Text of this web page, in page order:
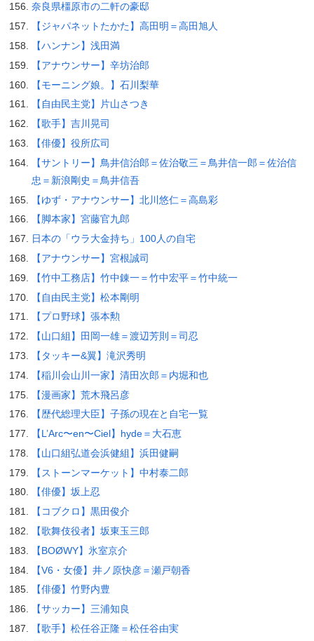
奈良県橿原市の二軒の豪邸
【ジャパネットたかた】高田明＝高田旭人
【ハンナン】浅田満
【アナウンサー】辛坊治郎
【モーニング娘。】石川梨華
【自由民主党】片山さつき
【歌手】吉川晃司
【俳優】役所広司
【サントリー】鳥井信治郎＝佐治敬三＝鳥井信一郎＝佐治信
忠＝新浪剛史＝鳥井信吾
【ゆず・アナウンサー】北川悠仁＝高島彩
【脚本家】宮藤官九郎
日本の「ウラ大金持ち」100人の自宅
【アナウンサー】宮根誠司
【竹中工務店】竹中錬一＝竹中宏平＝竹中統一
【自由民主党】松本剛明
【プロ野球】張本勲
【山口組】田岡一雄＝渡辺芳則＝司忍
【タッキー&翼】滝沢秀明
【稲川会山川一家】清田次郎＝内堀和也
【漫画家】荒木飛呂彦
【歴代総理大臣】子孫の現在と自宅一覧
【L’Arc〜en〜Ciel】hyde＝大石恵
【山口組弘道会浜健組】浜田健嗣
【ストーンマーケット】中村泰二郎
【俳優】坂上忍
【コブクロ】黒田俊介
【歌舞伎役者】坂東玉三郎
【BOØWY】氷室京介
【V6・女優】井ノ原快彦＝瀬戸朝香
【俳優】竹野内豊
【サッカー】三浦知良
【歌手】松任谷正隆＝松任谷由実